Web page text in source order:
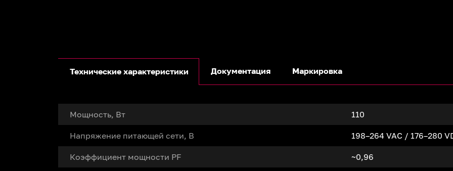
Технические характеристики Документация Маркировка
Мощность, Вт 110
Напряжение питающей сети, В 198–264 VAC / 176–280
Коэффициент мощности PF ~0,96